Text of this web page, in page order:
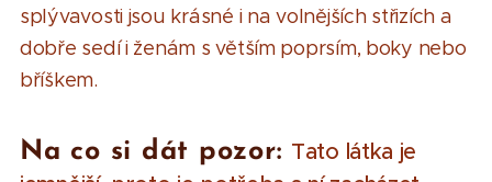
splývavosti jsou krásné i na volnějších střizích a
dobře sedí i ženám s větším poprsím, boky nebo
bříškem.
Na co si dát pozor: Tato látka je